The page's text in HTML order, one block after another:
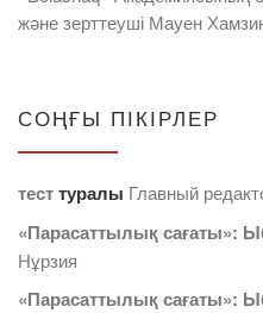
және зерттеуші Мауен
СОҢҒЫ ПІКІРЛЕР
тесттуралы Главный
«Парасаттылық сағаты»:
Нұрзия
«Парасаттылық сағаты»: